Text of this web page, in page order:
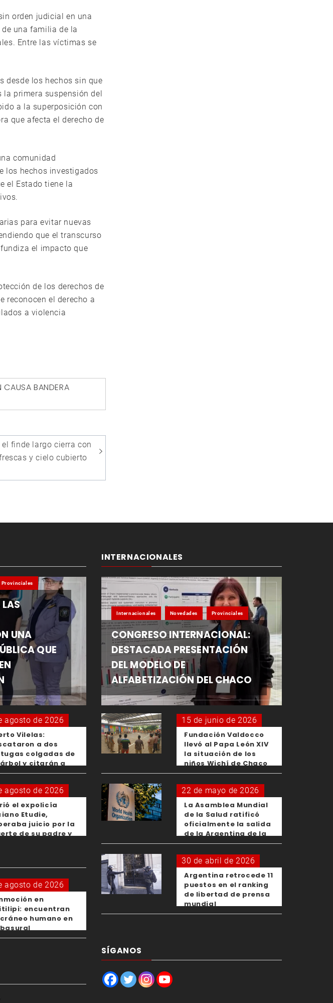
orden judicial en una
una familia de la
Entre las víctimas se
desde los hechos sin que
la primera suspensión del
a la superposición con
que afecta el derecho de
comunidad
los hechos investigados
el Estado tiene la
para evitar nuevas
que el transcurso
el impacto que
de los derechos de
reconocen el derecho a
a violencia
CAUSA BANDERA
el finde largo cierra con
y cielo cubierto
Provinciales
UNA
QUE
agosto de 2026
Vilelas:
a dos
colgadas de
y citarán a
padres de los
responsables
agosto de 2026
el expolicía
Etudie,
juicio por la
de su padre y
agosto de 2026
en
encuentran
humano en
INTERNACIONALES
Internacionales Novedades Provinciales
CONGRESO INTERNACIONAL:
DESTACADA PRESENTACIÓN
DEL MODELO DE
ALFABETIZACIÓN DEL CHACO
15 de junio de 2026
Fundación Valdocco
llevó al Papa León XIV
la situación de los
niños Wichí de Chaco
22 de mayo de 2026
La Asamblea Mundial
de la Salud ratificó
oficialmente la salida
de la Argentina de la
OMS
30 de abril de 2026
Argentina retrocede 11
puestos en el ranking
de libertad de prensa
mundial
SÍGANOS